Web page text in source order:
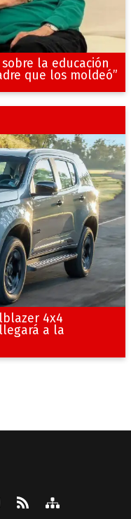
la educación
que los moldeó”
4x4
a la